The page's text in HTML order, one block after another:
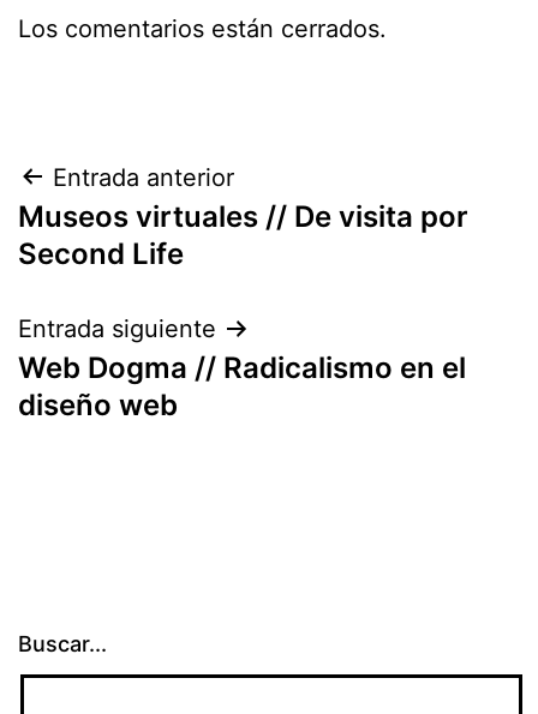
Los comentarios están cerrados.
Navegación
de
Entrada anterior
Museos virtuales // De visita por
Second Life
Entrada siguiente
Web Dogma // Radicalismo en el
diseño web
Buscar...